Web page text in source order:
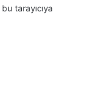
tarayıcıya